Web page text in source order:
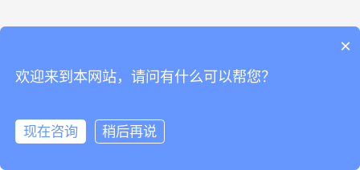
×
欢迎来到本网站，请问有什么可以帮您？
现在咨询
稍后再说
在线咨询